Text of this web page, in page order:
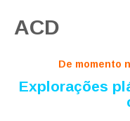
ACD
De momento
Explorações